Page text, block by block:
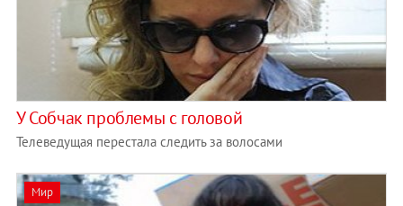
У Собчак проблемы с головой
Телеведущая перестала следить за волосами
Мир